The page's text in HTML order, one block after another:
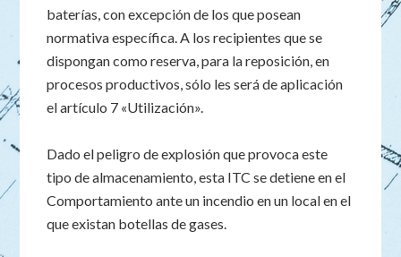
baterías, con excepción de los que posean
normativa específica. A los recipientes que se
dispongan como reserva, para la reposición, en
procesos productivos, sólo les será de aplicación
el artículo 7 «Utilización».
Dado el peligro de explosión que provoca este
tipo de almacenamiento, esta ITC se detiene en el
Comportamiento ante un incendio en un local en el
que existan botellas de gases.